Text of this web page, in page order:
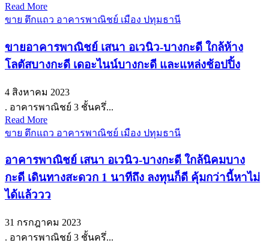
Read More
ขาย ตึกแถว อาคารพาณิชย์ เมือง ปทุมธานี
ขายอาคารพาณิชย์ เสนา อเวนิว-บางกะดี ใกล้ห้าง
โลตัสบางกะดี เดอะไนน์บางกะดี และแหล่งช้อปปิ้ง
4 สิงหาคม 2023
. อาคารพาณิชย์ 3 ชั้นครึ่...
Read More
ขาย ตึกแถว อาคารพาณิชย์ เมือง ปทุมธานี
อาคารพาณิชย์ เสนา อเวนิว-บางกะดี ใกล้นิคมบาง
กะดี เดินทางสะดวก 1 นาทีถึง ลงทุนก็ดี คุ้มกว่านี้หาไม่
ได้แล้ววว
31 กรกฎาคม 2023
. อาคารพาณิชย์ 3 ชั้นครึ่...